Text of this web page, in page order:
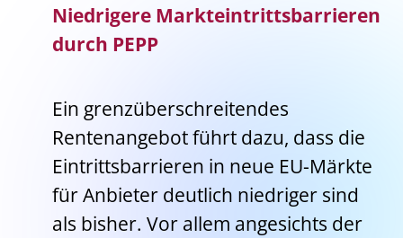
Niedrigere Markteintrittsbarrieren
durch PEPP
Ein grenzüberschreitendes
Rentenangebot führt dazu, dass die
Eintrittsbarrieren in neue EU-Märkte
für Anbieter deutlich niedriger sind
als bisher. Vor allem angesichts der